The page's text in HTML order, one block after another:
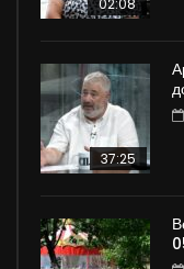
02:08
37:25